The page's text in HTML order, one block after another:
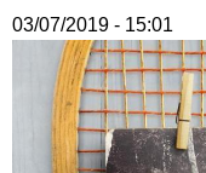
03/07/2019 - 15:01